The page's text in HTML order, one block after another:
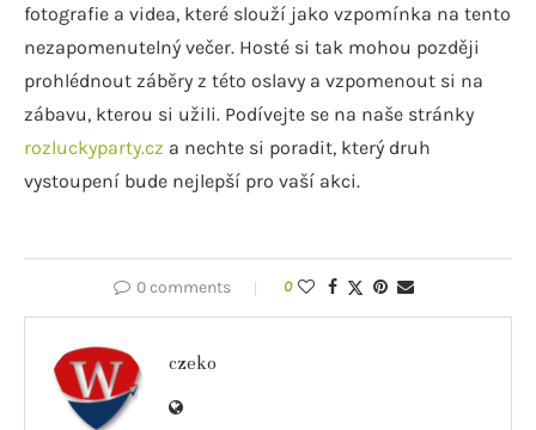
fotografie a videa, které slouží jako vzpomínka na tento
nezapomenutelný večer. Hosté si tak mohou později
prohlédnout záběry z této oslavy a vzpomenout si na
zábavu, kterou si užili. Podívejte se na naše stránky
rozluckyparty.cz a nechte si poradit, který druh
vystoupení bude nejlepší pro vaší akci.
0 comments 0
czeko